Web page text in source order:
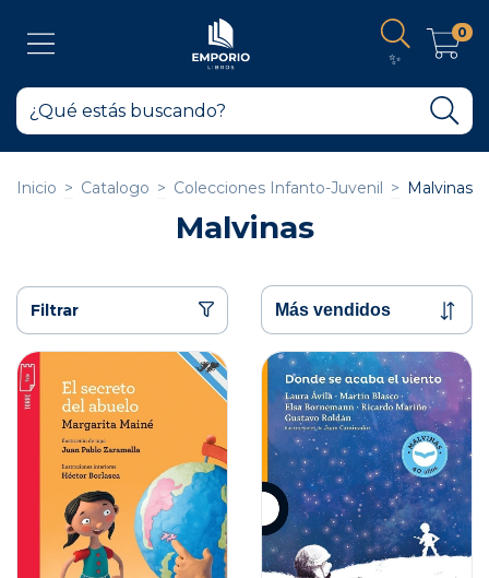
✨
0
Inicio > Catalogo > Colecciones Infanto-Juvenil > Malvinas
Malvinas
Filtrar